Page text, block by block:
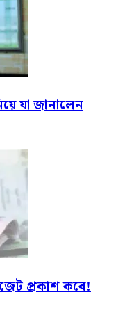
যা জানালেন
প্রকাশ কবে!